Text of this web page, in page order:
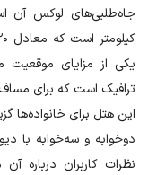
یکی از مزایای موقعیت
ترافیک است که برای مسافran با خودروی شخصی بسیار مهم است.
این هتل برای خانواده‌ها
دوخوابه و سه‌خوابه با
نظرات کاربران درباره